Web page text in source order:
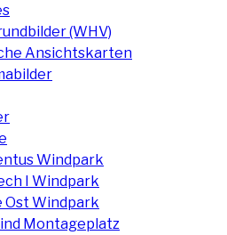
(WHV)
Ansichtskarten
Windpark
I Windpark
Ost Windpark
Montageplatz